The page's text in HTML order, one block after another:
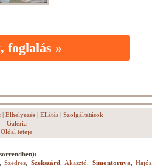
foglalás »
| Elhelyezés | Ellátás | Szolgáltatások
Galéria
Oldal teteje
Szedres Szekszárd, Akasztó Simontornya Hajós